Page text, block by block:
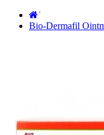
˙
Bio-Dermafil